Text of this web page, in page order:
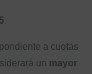
a cuotas
un mayor